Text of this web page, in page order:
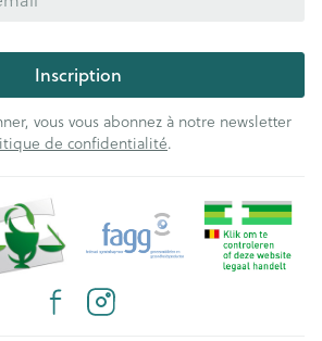
Inscription
vous vous abonnez à notre newsletter
de confidentialité.